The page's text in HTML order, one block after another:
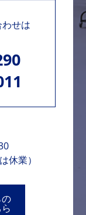
せは
休業）